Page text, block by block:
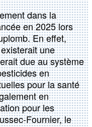
dans la
en 2025 lors
En effet,
une
due au système
en
pour la santé
en
pour les
Fournier, le